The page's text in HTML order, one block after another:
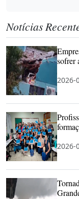
Notícias
sofrer
2026-
2026-